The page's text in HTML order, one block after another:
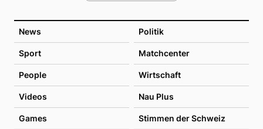
News Politik
Sport Matchcenter
People Wirtschaft
Videos Nau Plus
Games Stimmen der Schweiz